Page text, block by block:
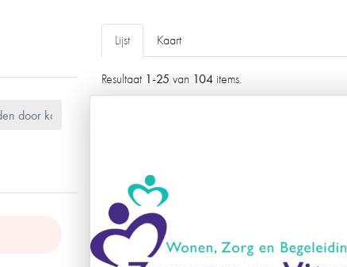
Lijst Kaart
Resultaat 1-25 van 104 items.